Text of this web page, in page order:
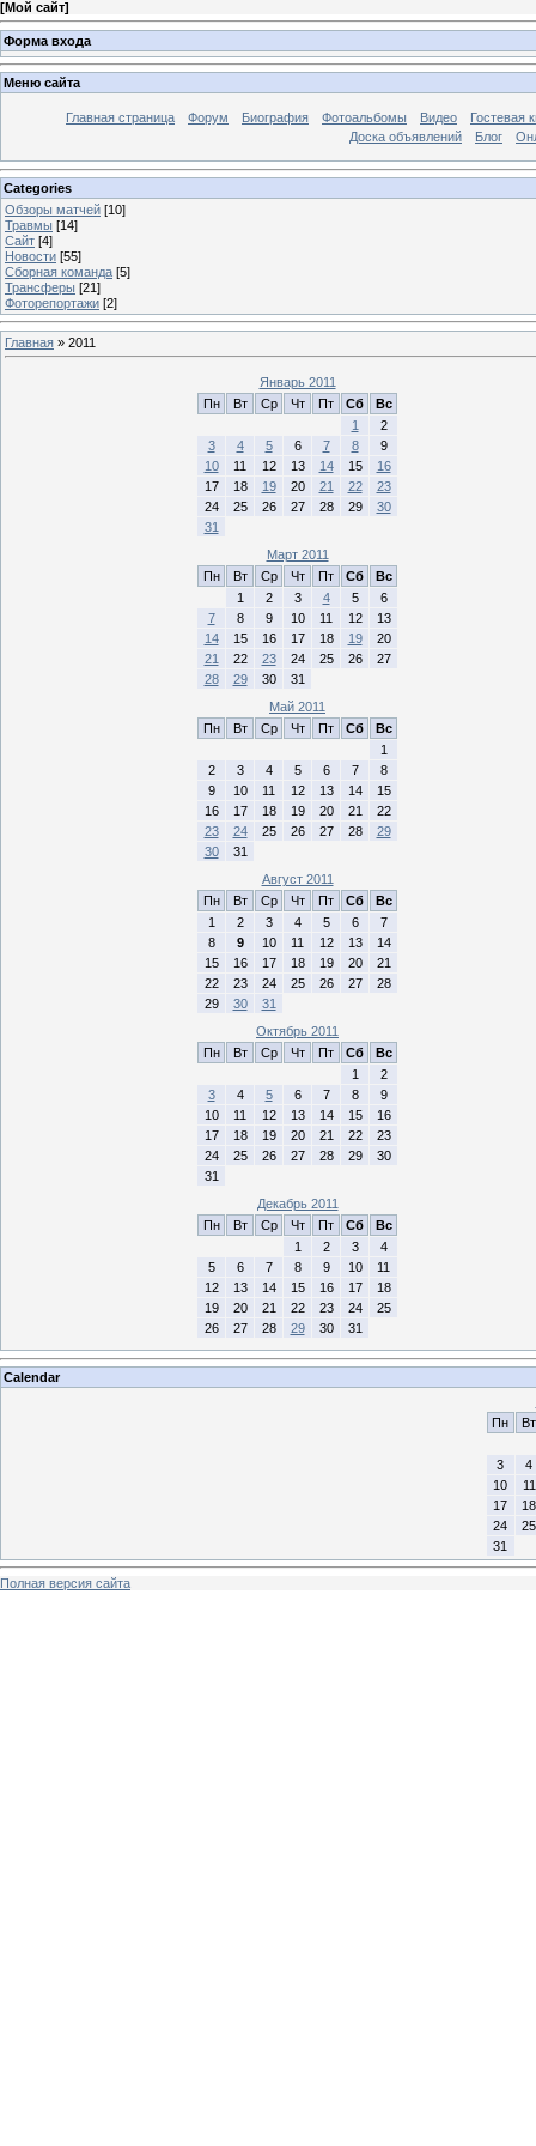
[Мой сайт]
Форма входа
Меню сайта
Главная страница Форум Биография Фотоальбомы Видео
Гостевая
Доска объявлений
Блог
Categories
Обзоры матчей [10]
Травмы [14]
Сайт [4]
Новости [55]
Сборная команда [5]
Трансферы [21]
Фоторепортажи [2]
Главная » 2011
Январь 2011
Пн
Вт Ср Чт Пт Сб
Вс
1
2
3
4 5 6 7 8
9
10
11 12 13 14 15
16
17
18 19 20 21 22
23
24
25 26 27 28 29
30
31
Март 2011
Пн
Вт Ср Чт Пт Сб
Вс
1
2 3 4 5
6
7
8 9 10 11 12
13
14
15 16 17 18 19
20
21
22 23 24 25 26
27
28
29 30
31
Май 2011
Пн
Вт Ср Чт Пт Сб
Вс
1
2
3 4 5 6 7
8
9
10 11 12 13 14
15
16
17 18 19 20 21
22
23
24 25 26 27 28
29
30
31
Август 2011
Пн
Вт Ср Чт Пт Сб
Вс
1
2 3 4 5 6
7
8
9 10 11 12 13
14
15
16 17 18 19 20
21
22
23 24 25 26 27
28
29
30
31
Октябрь 2011
Пн
Вт Ср Чт Пт Сб
Вс
1
2
3
4 5 6 7 8
9
10
11 12 13 14 15
16
17
18 19 20 21 22
23
24
25 26 27 28 29
30
31
Декабрь 2011
Пн
Вт Ср Чт Пт Сб
Вс
1
2 3
4
5
6 7 8 9 10
11
12
13 14 15 16 17
18
19
20 21 22 23 24
25
26
27 28 29 30 31
Calendar
Пн
Вт
3
4
10
11
17
18
24
25
31
Полная версия сайта